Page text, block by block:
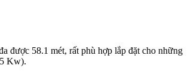
được 58.1 mét, rất phù hợp lắp đặt cho những
Kw).